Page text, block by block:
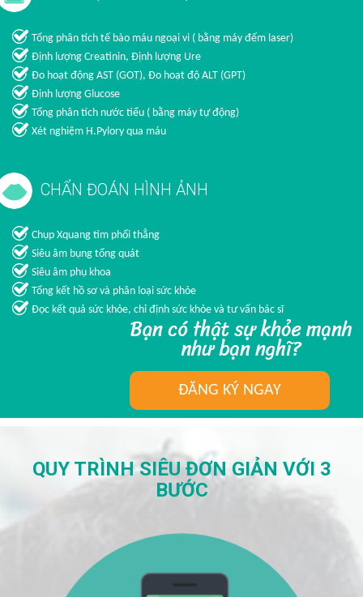
Tổng phân tích tế bào máu ngoại vi ( bằng máy đếm laser)
Định lượng Creatinin, Định lượng Ure
Đo hoạt động AST (GOT), Đo hoạt độ ALT (GPT)
Định lượng Glucose
Tổng phân tích nước tiểu ( bằng máy tự động)
Xét nghiệm H.Pylory qua máu
CHẨN ĐOÁN HÌNH ẢNH
Chụp Xquang tim phổi thẳng
Siêu âm bụng tổng quát
Siêu âm phụ khoa
Tổng kết hồ sơ và phân loại sức khỏe
Đọc kết quả sức khỏe, chỉ định sức khỏe và tư vấn bác sĩ
ĐĂNG KÝ NGAY
QUY TRÌNH SIÊU ĐƠN GIẢN VỚI 3
BƯỚC